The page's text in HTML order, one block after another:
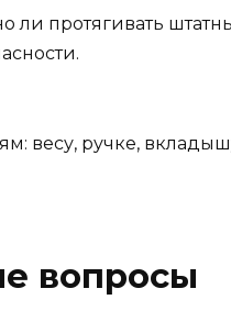
ли протягивать
весу, ручке,
вопросы